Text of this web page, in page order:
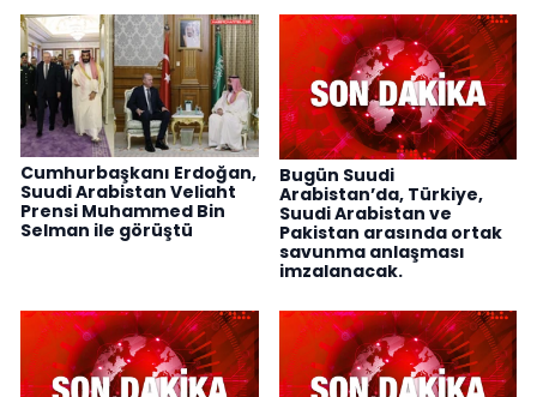
Cumhurbaşkanı Erdoğan,
Suudi Arabistan Veliaht
Prensi Muhammed Bin
Selman ile görüştü
Bugün Suudi
Arabistan’da, Türkiye,
Suudi Arabistan ve
Pakistan arasında ortak
savunma anlaşması
imzalanacak.